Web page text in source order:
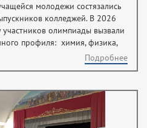
молодежи состязались
колледжей. В 2026
олимпиады вызвали
профиля: химия, физика,
Подробнее